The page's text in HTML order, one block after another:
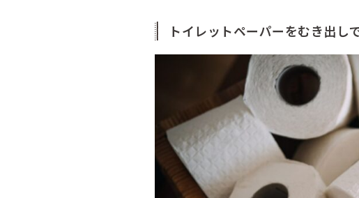
トイレットペーパーをむき出し